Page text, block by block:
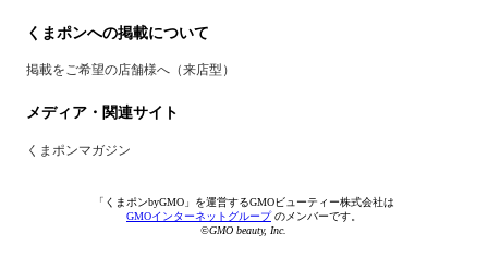
くまポンへの掲載について
掲載をご希望の店舗様へ（来店型）
メディア・関連サイト
くまポンマガジン
「くまポンbyGMO」を運営するGMOビューティー株式会社は
GMOインターネットグループのメンバーです。
©GMO beauty, Inc.